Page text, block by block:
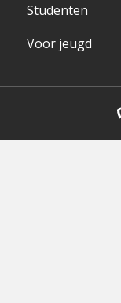
Studenten
Voor jeugd